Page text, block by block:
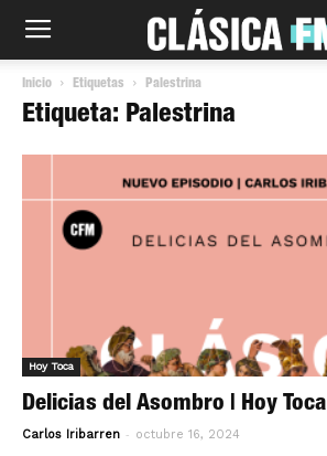
Inicio Etiquetas Palestrina
Etiqueta: Palestrina
Hoy Toca
Delicias del Asombro | Hoy Toca
Carlos Iribarren - octubre 16, 2024